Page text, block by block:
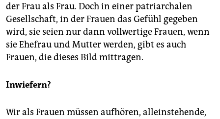
der Frau als Frau. Doch in einer patriarchalen
Gesellschaft, in der Frauen das Gefühl gegeben
wird, sie seien nur dann vollwertige Frauen, wenn
sie Ehefrau und Mutter werden, gibt es auch
Frauen, die dieses Bild mittragen.
Inwiefern?
Wir als Frauen müssen aufhören, alleinstehende,